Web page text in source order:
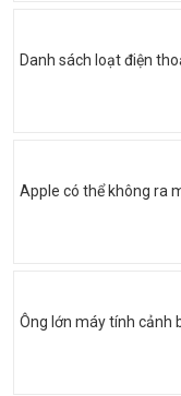
Danh sách loạt điện
Apple có thể không ra
Ông lớn máy tính cảnh